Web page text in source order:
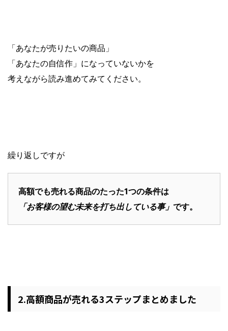
「あなたが売りたいの商品」
「あなたの自信作」になっていないかを
考えながら読み進めてみてください。
繰り返しですが
高額でも売れる商品のたった1つの条件は
「お客様の望む未来を打ち出している事」 です。
2.高額商品が売れる3ステップまとめました